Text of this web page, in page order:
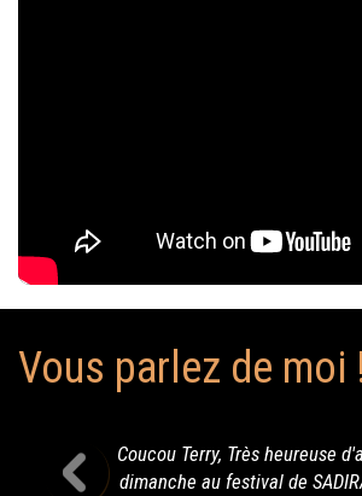
Vous parlez de moi
Coucou Terry, Très heureuse
dimanche au festival de